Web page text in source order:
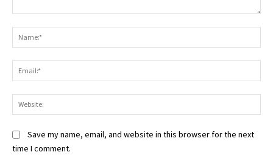
Save my name, email, and website in this browser for the next
time I comment.